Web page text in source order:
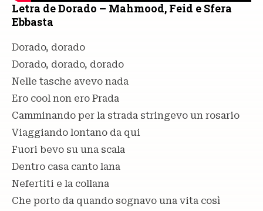
Letra de Dorado – Mahmood, Feid e Sfera
Ebbasta
Dorado, dorado
Dorado, dorado, dorado
Nelle tasche avevo nada
Ero cool non ero Prada
Camminando per la strada stringevo un rosario
Viaggiando lontano da qui
Fuori bevo su una scala
Dentro casa canto lana
Nefertiti e la collana
Che porto da quando sognavo una vita così